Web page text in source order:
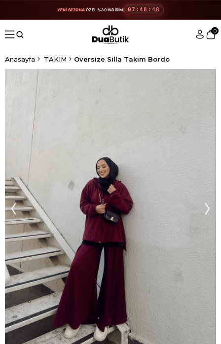
YENİ SEZONAÖZEL %30 İNDİRİM 07:48:48
0
Anasayfa TAKIM Oversize Silla Takım Bordo